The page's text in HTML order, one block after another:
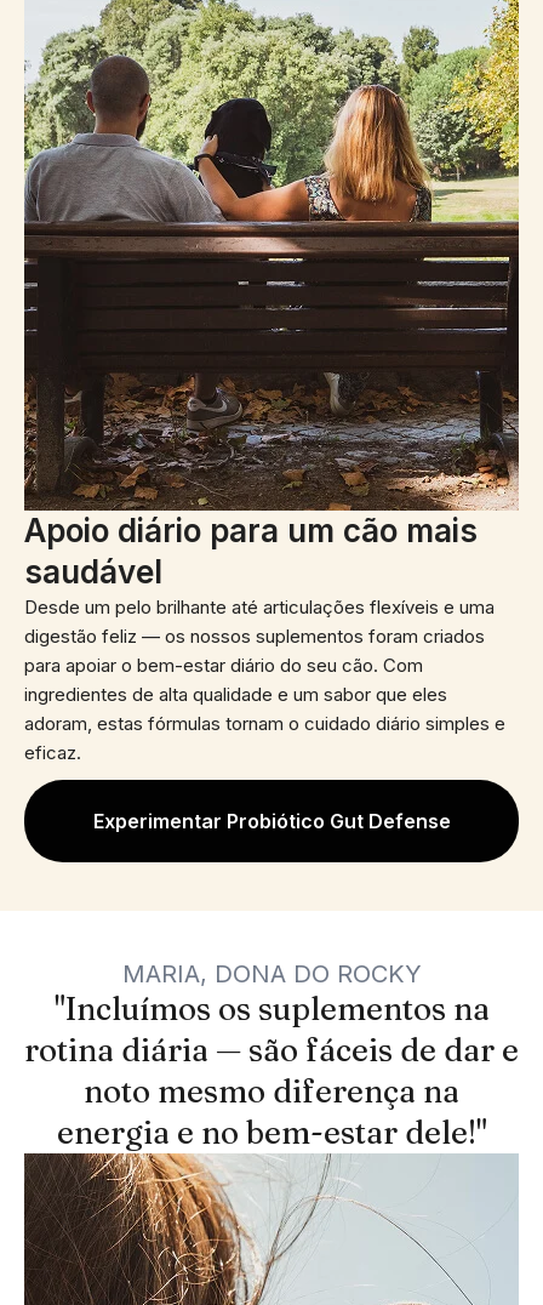
Apoio diário para um cão mais
saudável
Desde um pelo brilhante até articulações flexíveis e uma
digestão feliz — os nossos suplementos foram criados
para apoiar o bem-estar diário do seu cão. Com
ingredientes de alta qualidade e um sabor que eles
adoram, estas fórmulas tornam o cuidado diário simples e
eficaz.
Experimentar Probiótico Gut Defense
MARIA, DONA DO ROCKY
"Incluímos os suplementos na
rotina diária — são fáceis de dar e
noto mesmo diferença na
energia e no bem-estar dele!"